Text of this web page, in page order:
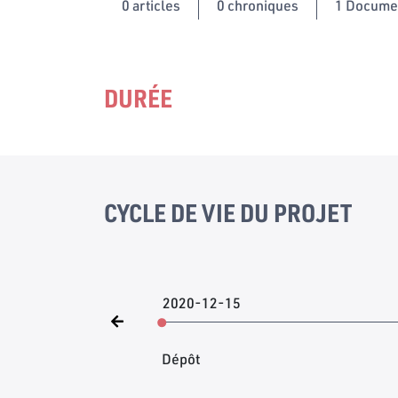
0articles 0 chroniques 1
DURÉE
CYCLE DE VIE DU PROJET
2020-12-15
Dépôt